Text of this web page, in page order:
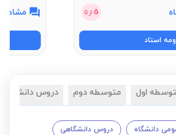
5 از 5
استاد
مشاهده 2
اول متوسطه دوم دروس
دانشگاه دروس دانشگاهی